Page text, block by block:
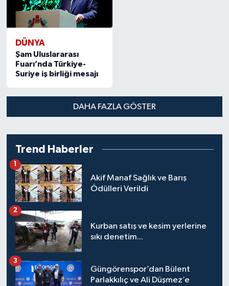
DÜNYA
Şam Uluslararası
Fuarı’nda Türkiye-
Suriye iş birliği mesajı
DAHA FAZLA GÖSTER
Trend Haberler
Akif Manaf Sağlık ve Barış
Ödülleri Verildi
1
Kurban satış ve kesim yerlerine
sıkı denetim...
2
Güngörenspor’dan Bülent
Parlakkılıç ve Ali Düşmez’e
3